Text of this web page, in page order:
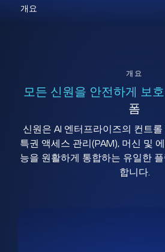
개요
모든 신원을 안전하게 보호
폼
신원은 AI 엔터프라이즈의 컨트
특권 액세스 관리(PAM), 머신 및
능을 원활하게 통합하는 유일한 플
합니다.